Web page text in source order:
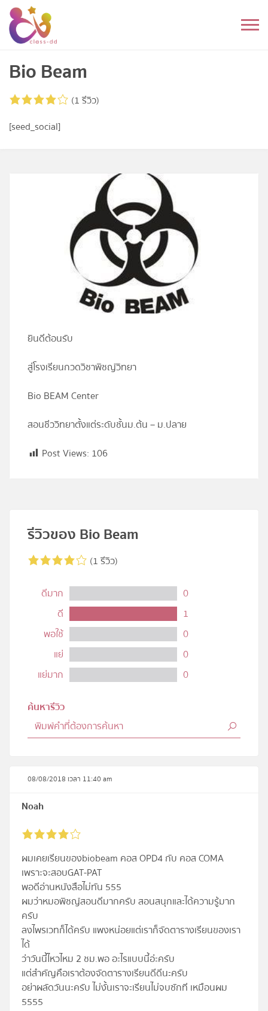
Skip
content
อนุบาล
ประถม
มัธยมต้น
โปรไฟล์
ลงทะเบียน
เข้าสู่ระบบ
Bio Beam
(1 รีวิว)
[seed_social]
ยินดีต้อนรับ
สู่โรงเรียนกวดวิชาพิชญ์วิทยา
Bio BEAM Center
สอนชีววิทยาตั้งแต่ระดับชั้นม.ต้น – ม.ปลาย
Post Views: 106
รีวิวของ Bio Beam
(1 รีวิว)
ดีมาก
0
ดี
1
พอใช้
0
แย่
0
แย่มาก
0
ค้นหารีวิว
08/08/2018 เวลา 11:40 am
Noah
ผมเคยเรียนของbiobeam คอส OPD4 กับ คอส COMA
เพราะจะสอบGAT-PAT
พอดีอ่านหนังสือไม่ทัน 555
ผมว่าหมอพิชญ์สอนดีมากครับ สอนสนุกและได้ความรู้มาก
ครับ
ลงไพรเวทก็ได้ครับ แพงหน่อยแต่เราก็จัดตารางเรียนของเรา
ได้
ว่าวันนี้ไหวไหม 2 ชม.พอ อะไรแบบนี้อ่ะครับ
แต่สำคัญคือเราต้องจัดตารางเรียนดีดีนะครับ
อย่าผลัดวันนะครับ ไม่งั้นเราจะเรียนไม่จบซักที เหมือนผม
5555